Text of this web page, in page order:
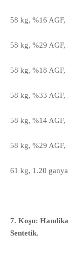
58 kg, %16 AGF,
58 kg, %29 AGF,
58 kg, %18 AGF,
58 kg, %33 AGF,
58 kg, %14 AGF,
58 kg, %29 AGF,
61 kg, 1.20
7. Koşu:
Sentetik.